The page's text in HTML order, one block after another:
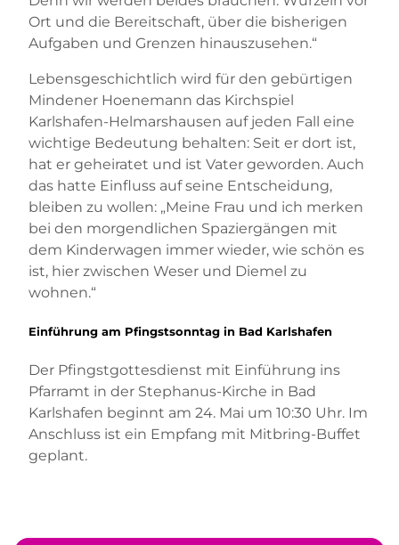
Ort und die Bereitschaft, über die bisherigen
Aufgaben und Grenzen hinauszusehen.“
Lebensgeschichtlich wird für den gebürtigen
Mindener Hoenemann das Kirchspiel
Karlshafen-Helmarshausen auf jeden Fall eine
wichtige Bedeutung behalten: Seit er dort ist,
hat er geheiratet und ist Vater geworden. Auch
das hatte Einfluss auf seine Entscheidung,
bleiben zu wollen: „Meine Frau und ich merken
bei den morgendlichen Spaziergängen mit
dem Kinderwagen immer wieder, wie schön es
ist, hier zwischen Weser und Diemel zu
wohnen.“
Einführung am Pfingstsonntag in Bad Karlshafen
Der Pfingstgottesdienst mit Einführung ins
Pfarramt in der Stephanus-Kirche in Bad
Karlshafen beginnt am 24. Mai um 10:30 Uhr. Im
Anschluss ist ein Empfang mit Mitbring-Buffet
geplant.